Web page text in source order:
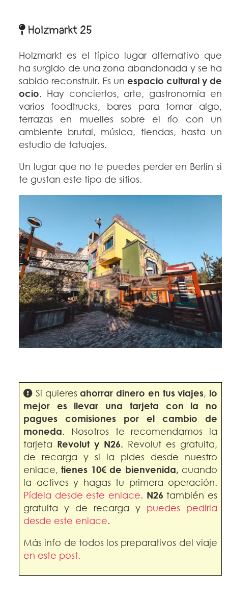
Holzmarkt 25
Holzmarkt es el típico lugar alternativo que
ha surgido de una zona abandonada y se ha
sabido reconstruir. Es un espacio cultural y de
ocio. Hay conciertos, arte, gastronomía en
varios foodtrucks, bares para tomar algo,
terrazas en muelles sobre el río con un
ambiente brutal, música, tiendas, hasta un
estudio de tatuajes.
Un lugar que no te puedes perder en Berlín si
te gustan este tipo de sitios.
Si quieresahorrar dinero en tus viajes, lo
mejor es llevar una tarjeta con la no
pagues comisiones por el cambio de
moneda. Nosotros te recomendamos la
tarjeta Revolut y N26. Revolut es gratuita,
de recarga y si la pides desde nuestro
enlace,tienes 10€ de bienvenida, cuando
la actives y hagas tu primera operación.
Pídela desde este enlace. N26 también es
gratuita y de recarga y puedes pedirla
desde este enlace.
Más info de todos los preparativos del viaje
en este post.